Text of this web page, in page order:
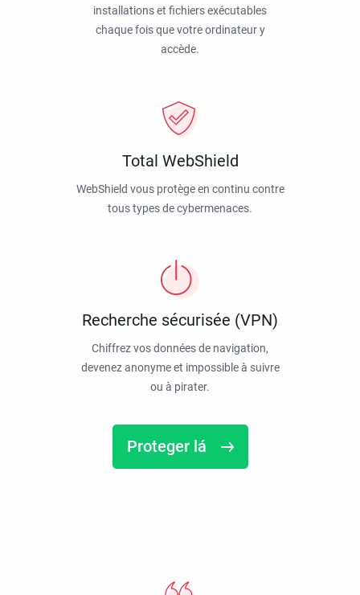
installations et fichiers exécutables
chaque fois que votre ordinateur y
accède.
Total WebShield
WebShield vous protège en continu contre
tous types de cybermenaces.
Recherche sécurisée (VPN)
Chiffrez vos données de navigation,
devenez anonyme et impossible à suivre
ou à pirater.
Proteger lá